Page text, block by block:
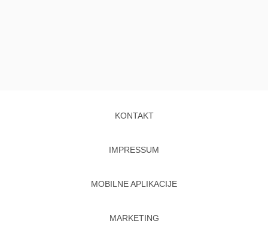
KONTAKT
IMPRESSUM
MOBILNE APLIKACIJE
MARKETING